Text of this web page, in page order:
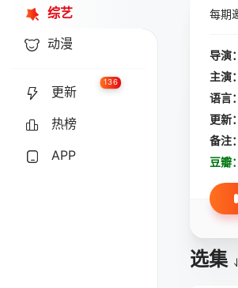
综艺
动漫
更新
136
热榜
APP
每期
导演：
主演：
语言：
更新：
备注：
豆瓣：
选集